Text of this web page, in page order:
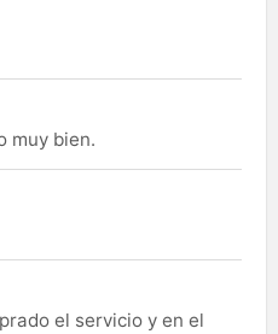
muy bien.
el servicio y en el